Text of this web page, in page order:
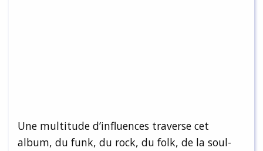
Une multitude d’influences traverse cet
album, du funk, du rock, du folk, de la soul-